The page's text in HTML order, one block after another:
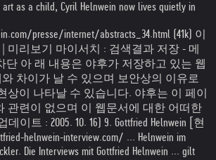
as a child, Cyril Helnwein now lives quietly in
presse/internet/abstracts_34.html (41k) 이
미리보기 마이서치 : 검색결과 저장 - 메
단 아 래 내용은 야후가 저장하고 있는 웹
차이가 날 수 있으며 보안상의 이유로
상이 나타날 수 있습니다. 야후는 이 페이
관련이 없으며 이 웹문서에 대한 어떠한
이트 : 2005. 10. 16) 9. Gottfried Helnwein [현
helnwein-interview.com/ ... Helnwein im
Die Interviews mit Gottfried Helnwein ... gilt